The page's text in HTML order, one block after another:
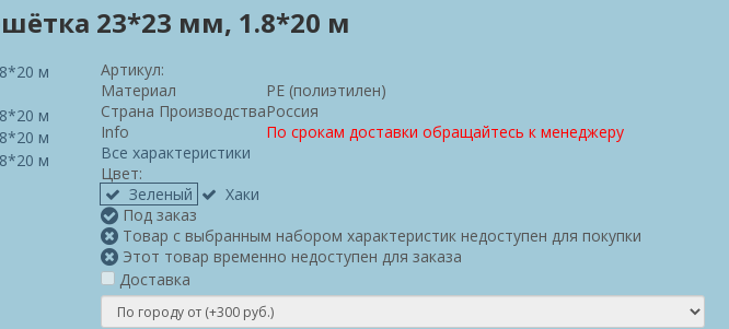
23*23 мм, 1.8*20 м
Артикул:
Материал
PE (полиэтилен)
Страна ПроизводстваРоссия
Info
По срокам доставки обращайтесь к менеджеру
Все характеристики
Цвет:
Зеленый
Хаки
Под заказ
Товар с выбранным набором характеристик недоступен для покупки
Этот товар временно недоступен для заказа
Доставка